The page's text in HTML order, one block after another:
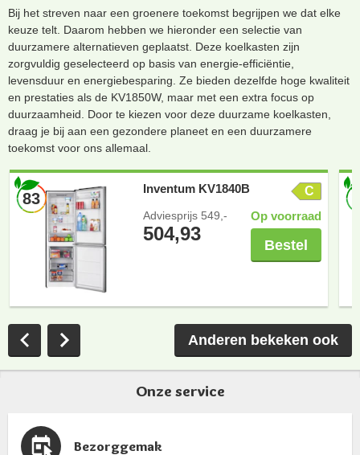
Bij het streven naar een groenere toekomst begrijpen we dat elke
keuze telt. Daarom hebben we hieronder een selectie van
duurzamere alternatieven geplaatst. Deze koelkasten zijn
zorgvuldig geselecteerd op basis van energie-efficiëntie,
levensduur en energiebesparing. Ze bieden dezelfde hoge kwaliteit
en prestaties als de KV1850W, maar met een extra focus op
duurzaamheid. Door te kiezen voor deze duurzame koelkasten,
draag je bij aan een gezondere planeet en een duurzamere
toekomst voor ons allemaal.
83
Inventum KV1840B C
Adviesprijs 549,-
504,93
Op voorraad
Bestel
Anderen bekeken ook
Onze service
Bezorggemak